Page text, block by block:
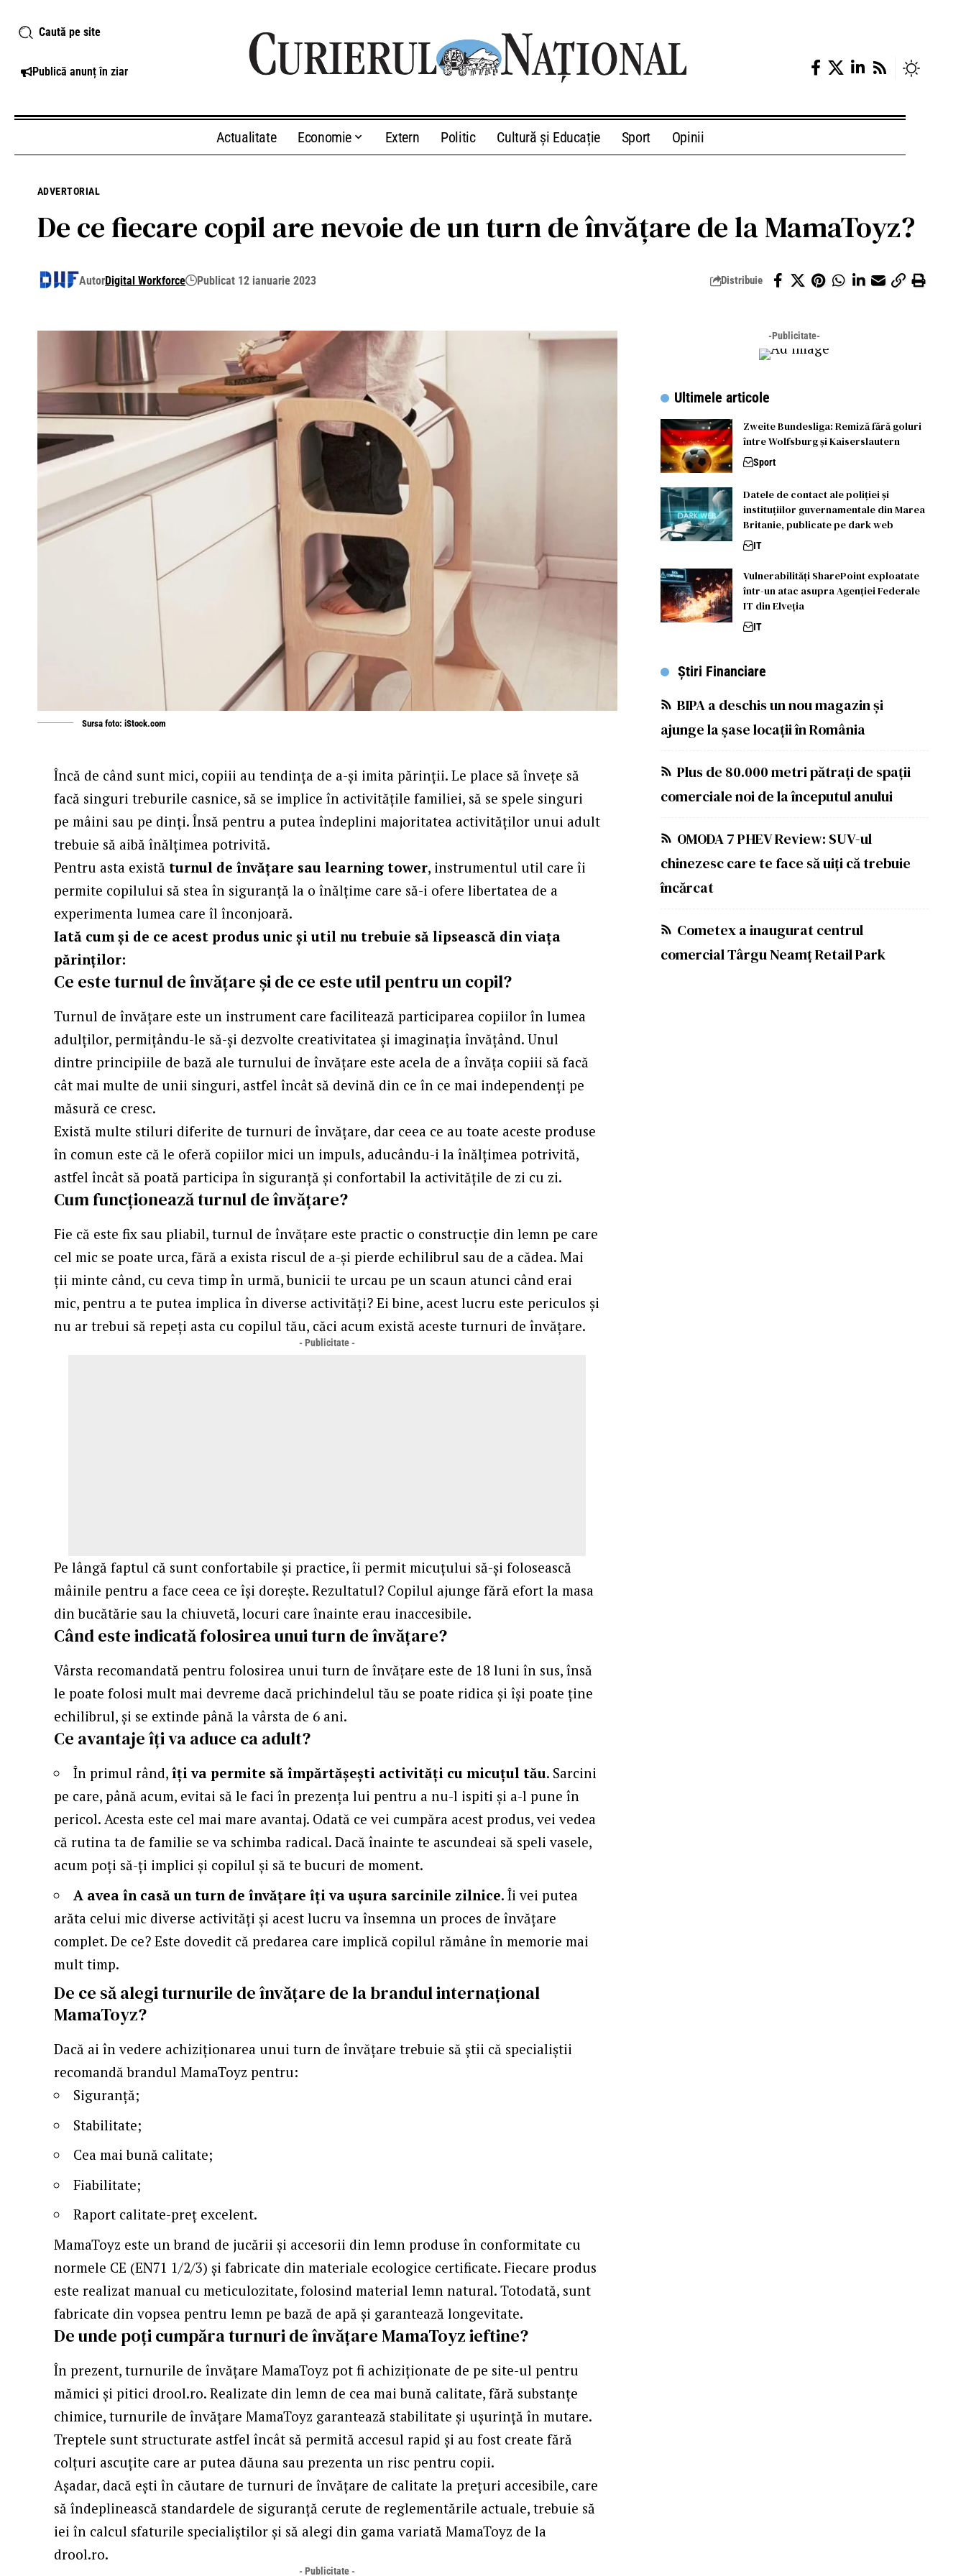
Caută pe site
Publică anunț în ziar
Actualitate Economie Extern Politic Cultură și Educație Sport Opinii
ADVERTORIAL
De ce fiecare copil are nevoie de un turn de învățare de la MamaToyz?
AutorDigital Workforce Publicat 12 ianuarie 2023 Distribuie
Sursa foto: iStock.com
Încă de când sunt mici, copiii au tendința de a-și imita părinții. Le place să învețe să
facă singuri treburile casnice, să se implice în activitățile familiei, să se spele singuri
pe mâini sau pe dinți. Însă pentru a putea îndeplini majoritatea activităților unui adult
trebuie să aibă înălțimea potrivită.
Pentru asta există turnul de învățare sau learning tower, instrumentul util care îi
permite copilului să stea în siguranță la o înălțime care să-i ofere libertatea de a
experimenta lumea care îl înconjoară.
Iată cum și de ce acest produs unic și util nu trebuie să lipsească din viața
părinților:
Ce este turnul de învățare și de ce este util pentru un copil?
Turnul de învățare este un instrument care facilitează participarea copiilor în lumea
adulților, permițându-le să-și dezvolte creativitatea și imaginația învățând. Unul
dintre principiile de bază ale turnului de învățare este acela de a învăța copiii să facă
cât mai multe de unii singuri, astfel încât să devină din ce în ce mai independenți pe
măsură ce cresc.
Există multe stiluri diferite de turnuri de învățare, dar ceea ce au toate aceste produse
în comun este că le oferă copiilor mici un impuls, aducându-i la înălțimea potrivită,
astfel încât să poată participa în siguranță și confortabil la activitățile de zi cu zi.
Cum funcționează turnul de învățare?
Fie că este fix sau pliabil, turnul de învățare este practic o construcție din lemn pe care
cel mic se poate urca, fără a exista riscul de a-și pierde echilibrul sau de a cădea. Mai
ții minte când, cu ceva timp în urmă, bunicii te urcau pe un scaun atunci când erai
mic, pentru a te putea implica în diverse activități? Ei bine, acest lucru este periculos și
nu ar trebui să repeți asta cu copilul tău, căci acum există aceste turnuri de învățare.
- Publicitate -
Pe lângă faptul că sunt confortabile și practice, îi permit micuțului să-și folosească
mâinile pentru a face ceea ce își dorește. Rezultatul? Copilul ajunge fără efort la masa
din bucătărie sau la chiuvetă, locuri care înainte erau inaccesibile.
Când este indicată folosirea unui turn de învățare?
Vârsta recomandată pentru folosirea unuiturn de învățare este de 18 luni în sus, însă
le poate folosi mult mai devreme dacă prichindelul tău se poate ridica și își poate ține
echilibrul, și se extinde până la vârsta de 6 ani.
Ce avantaje îți va aduce ca adult?
În primul rând,îți va permite să împărtășești activități cu micuțul tău. Sarcini
pe care, până acum, evitai să le faci în prezența lui pentru a nu-l ispiti și a-l pune în
pericol. Acesta este cel mai mare avantaj. Odată ce vei cumpăra acest produs, vei vedea
că rutina ta de familie se va schimba radical. Dacă înainte te ascundeai să speli vasele,
acum poți să-ți implici și copilul și să te bucuri de moment.
A avea în casă un turn de învățare îți va ușura sarcinile zilnice. Îi vei putea
arăta celui mic diverse activități și acest lucru va însemna un proces de învățare
complet. De ce? Este dovedit că predarea care implică copilul rămâne în memorie mai
mult timp.
De ce să alegi turnurile de învățare de la brandul internațional
MamaToyz?
Dacă ai în vedere achiziționarea unui turn de învățare trebuie să știi că specialiștii
recomandă brandul MamaToyz pentru:
Siguranță;
Stabilitate;
Cea mai bună calitate;
Fiabilitate;
Raport calitate-preț excelent.
MamaToyz este un brand de jucării și accesorii din lemn produse în conformitate cu
normele CE (EN71 1/2/3) și fabricate din materiale ecologice certificate. Fiecare produs
este realizat manual cu meticulozitate, folosind material lemn natural. Totodată, sunt
fabricate din vopsea pentru lemn pe bază de apă și garantează longevitate.
De unde poți cumpăra turnuri de învățare MamaToyz ieftine?
În prezent, turnurile de învățare MamaToyz pot fi achiziționate de pe site-ul pentru
mămici și pitici drool.ro. Realizate din lemn de cea mai bună calitate, fără substanțe
chimice, turnurile de învățare MamaToyz garantează stabilitate și ușurință în mutare.
Treptele sunt structurate astfel încât să permită accesul rapid și au fost create fără
colțuri ascuțite care ar putea dăuna sau prezenta un risc pentru copii.
Așadar, dacă ești în căutare de turnuri de învățare de calitate la prețuri accesibile, care
să îndeplinească standardele de siguranță cerute de reglementările actuale, trebuie să
iei în calcul sfaturile specialiștilor și să alegi din gama variată MamaToyz de la
drool.ro.
- Publicitate -
-Publicitate-
Ultimele articole
Zweite Bundesliga: Remiză fără goluri
între Wolfsburg și Kaiserslautern
Sport
Datele de contact ale poliției și
instituțiilor guvernamentale din Marea
Britanie, publicate pe dark web
IT
Vulnerabilități SharePoint exploatate
într-un atac asupra Agenției Federale
IT din Elveția
IT
Știri Financiare
BIPA a deschis un nou magazin și
ajunge la șase locații în România
Plus de 80.000 metri pătrați de spații
comerciale noi de la începutul anului
OMODA 7 PHEV Review: SUV-ul
chinezesc care te face să uiți că trebuie
încărcat
Cometex a inaugurat centrul
comercial Târgu Neamț Retail Park